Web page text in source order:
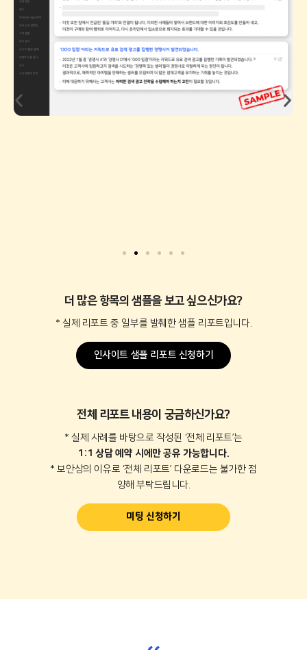
더 많은 항목의 샘플을 보고 싶으신가요?
* 실제 리포트 중 일부를 발췌한 샘플 리포트입니다.
인사이트 샘플 리포트 신청하기
전체 리포트 내용이 궁금하신가요?
* 실제 사례를 바탕으로 작성된 ‘전체 리포트’는
1:1 상담 예약 시에만 공유 가능합니다.
* 보안상의 이유로 ‘전체 리포트’ 다운로드는 불가한 점
양해 부탁드립니다.
미팅 신청하기